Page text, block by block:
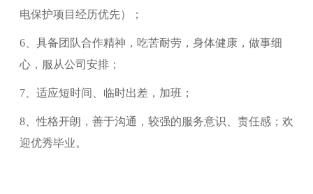
电保护项目经历优先）；
6、具备团队合作精神，吃苦耐劳，身体健康，做事细
心，服从公司安排；
7、适应短时间、临时出差，加班；
8、性格开朗，善于沟通，较强的服务意识、责任感；欢
迎优秀毕业。